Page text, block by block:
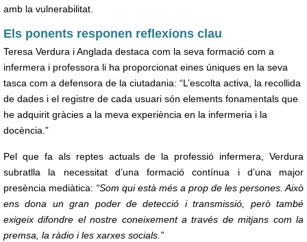
amb la vulnerabilitat.
Els ponents responen reflexions clau
Teresa Verdura i Anglada destaca com la seva formació com a
infermera i professora li ha proporcionat eines úniques en la seva
tasca com a defensora de la ciutadania: “L’escolta activa, la recollida
de dades i el registre de cada usuari són elements fonamentals que
he adquirit gràcies a la meva experiència en la infermeria i la
docència.”
Pel que fa als reptes actuals de la professió infermera, Verdura
subratlla la necessitat d’una formació contínua i d’una major
presència mediàtica: “Som qui està més a prop de les persones. Això
ens dona un gran poder de detecció i transmissió, però també
exigeix difondre el nostre coneixement a través de mitjans com la
premsa, la ràdio i les xarxes socials.”